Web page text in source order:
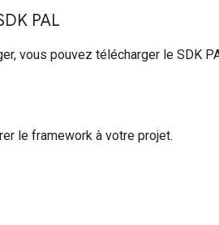
PAL
vous pouvez télécharger le SDK
le framework à votre projet.